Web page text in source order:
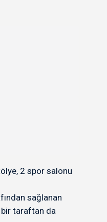
2 spor salonu
sağlanan
bir taraftan da